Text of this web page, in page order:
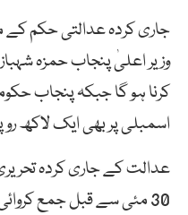
جاری کردہ عدالتی حکم کے
وزیر اعلیٰ پنجاب حمزہ
کرنا ہو گا جبکہ پنجاب
اسمبلی پر بھی ایک لاکھ
عدالت کے جاری کردہ
30 مئی سے قبل جمع کروائی جائے۔